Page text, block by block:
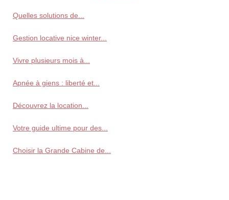
Quelles solutions de...
Gestion locative nice winter...
Vivre plusieurs mois à...
Apnée à giens : liberté et...
Découvrez la location...
Votre guide ultime pour des...
Choisir la Grande Cabine de...